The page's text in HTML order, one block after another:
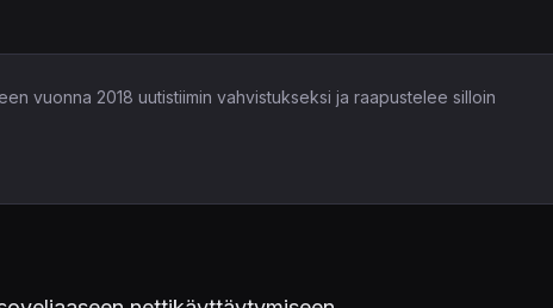
vuonna 2018 uutistiimin vahvistukseksi ja raapustelee silloin